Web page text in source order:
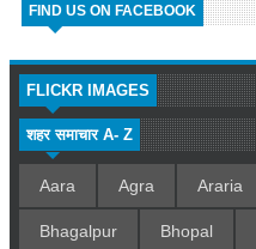
FIND US ON FACEBOOK
FLICKR IMAGES
शहर समाचार A- Z
Aara Agra Araria
Bhagalpur Bhopal